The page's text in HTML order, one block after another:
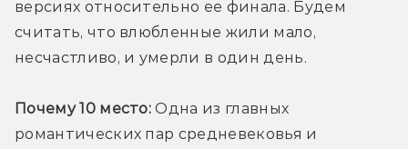
версиях относительно ее финала. Будем
считать, что влюбленные жили мало,
несчастливо, и умерли в один день.
Почему 10 место: Одна из главных
романтических пар средневековья и